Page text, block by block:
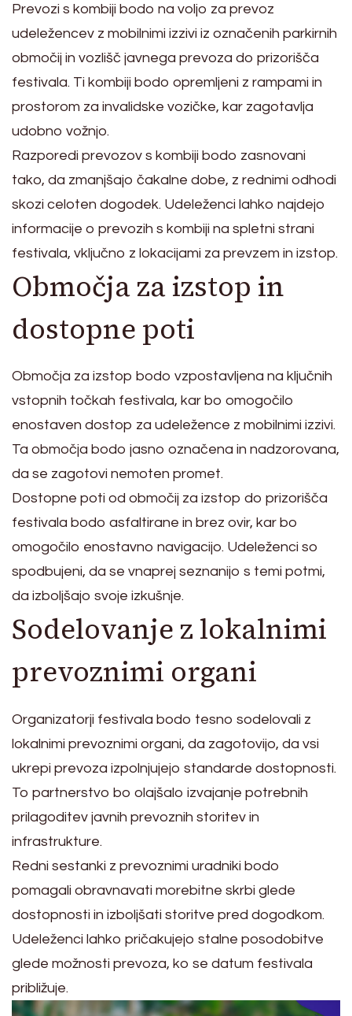
Prevozi s kombiji bodo na voljo za prevoz
udeležencev z mobilnimi izzivi iz označenih parkirnih
območij in vozlišč javnega prevoza do prizorišča
festivala. Ti kombiji bodo opremljeni z rampami in
prostorom za invalidske vozičke, kar zagotavlja
udobno vožnjo.
Razporedi prevozov s kombiji bodo zasnovani
tako, da zmanjšajo čakalne dobe, z rednimi odhodi
skozi celoten dogodek. Udeleženci lahko najdejo
informacije o prevozih s kombiji na spletni strani
festivala, vključno z lokacijami za prevzem in izstop.
Območja za izstop in
dostopne poti
Območja za izstop bodo vzpostavljena na ključnih
vstopnih točkah festivala, kar bo omogočilo
enostaven dostop za udeležence z mobilnimi izzivi.
Ta območja bodo jasno označena in nadzorovana,
da se zagotovi nemoten promet.
Dostopne poti od območij za izstop do prizorišča
festivala bodo asfaltirane in brez ovir, kar bo
omogočilo enostavno navigacijo. Udeleženci so
spodbujeni, da se vnaprej seznanijo s temi potmi,
da izboljšajo svoje izkušnje.
Sodelovanje z lokalnimi
prevoznimi organi
Organizatorji festivala bodo tesno sodelovali z
lokalnimi prevoznimi organi, da zagotovijo, da vsi
ukrepi prevoza izpolnjujejo standarde dostopnosti.
To partnerstvo bo olajšalo izvajanje potrebnih
prilagoditev javnih prevoznih storitev in
infrastrukture.
Redni sestanki z prevoznimi uradniki bodo
pomagali obravnavati morebitne skrbi glede
dostopnosti in izboljšati storitve pred dogodkom.
Udeleženci lahko pričakujejo stalne posodobitve
glede možnosti prevoza, ko se datum festivala
približuje.